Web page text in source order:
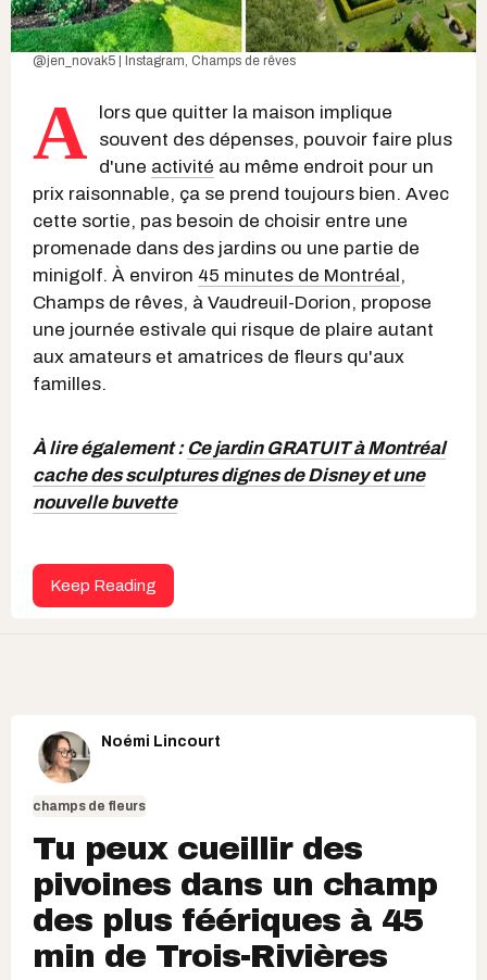
@jen_novak5 | Instagram Champs de rêves
A
lors que quitter la maison implique
souvent des dépenses, pouvoir faire plus
d'une activité au même endroit pour un
prix raisonnable, ça se prend toujours bien. Avec
cette sortie, pas besoin de choisir entre une
promenade dans des jardins ou une partie de
minigolf. À environ 45 minutes de Montréal,
Champs de rêves, à Vaudreuil-Dorion, propose
une journée estivale qui risque de plaire autant
aux amateurs et amatrices de fleurs qu'aux
familles.
À lire également : Ce jardin GRATUIT à Montréal
cache des sculptures dignes de Disney et une
nouvelle buvette
Keep Reading
Noémi Lincourt
champs de fleurs
Tu peux cueillir des
pivoines dans un champ
des plus féériques à 45
min de Trois-Rivières